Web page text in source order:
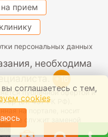
прием
персональных данных
необходима
+16
публичной офертой и
(ст. 437 ГК РФ).
на портале, носит
и не служит заменой
проконсультируйтесь
соглашаетесь с тем,
cookies